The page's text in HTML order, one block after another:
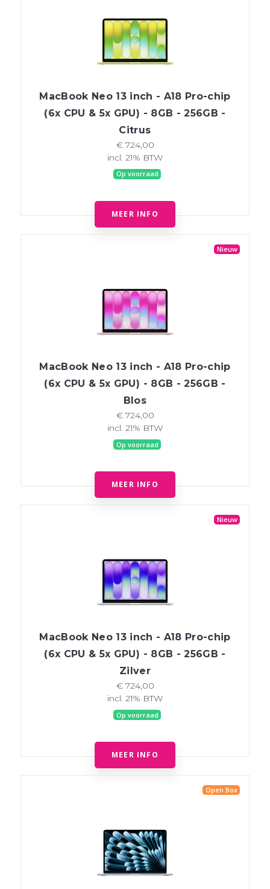
MacBook Neo 13 inch - A18 Pro-chip
(6x CPU & 5x GPU) - 8GB - 256GB -
Citrus
€ 724,00
incl. 21% BTW
Op voorraad
MEER INFO
Nieuw
MacBook Neo 13 inch - A18 Pro-chip
(6x CPU & 5x GPU) - 8GB - 256GB -
Blos
€ 724,00
incl. 21% BTW
Op voorraad
MEER INFO
Nieuw
MacBook Neo 13 inch - A18 Pro-chip
(6x CPU & 5x GPU) - 8GB - 256GB -
Zilver
€ 724,00
incl. 21% BTW
Op voorraad
MEER INFO
Open Box